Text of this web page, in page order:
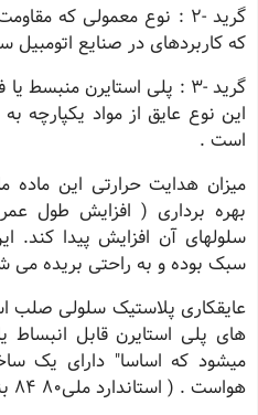
گرید -2 : نوع معمولی که
که کاربردهای در صنایع اتومبیل
گرید -3 : پلی استایرن
این نوع عایق از مواد
است .
میزان هدایت حرارتی این
بهره برداری ( افزایش طول
سلولهای آن افزایش پیدا کند.
سبک بوده و به راحتی بریده می
عایقکاری پلاستیک سلولی صلب
های پلی استایرن قابل انبساط
میشود که اساسا" دارای یک
هواست . ( استاندارد ملی80 84 بند )